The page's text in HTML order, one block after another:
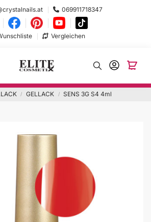
069911718347
Vergleichen
/ GELLACK / SENS 3G S4 4ml